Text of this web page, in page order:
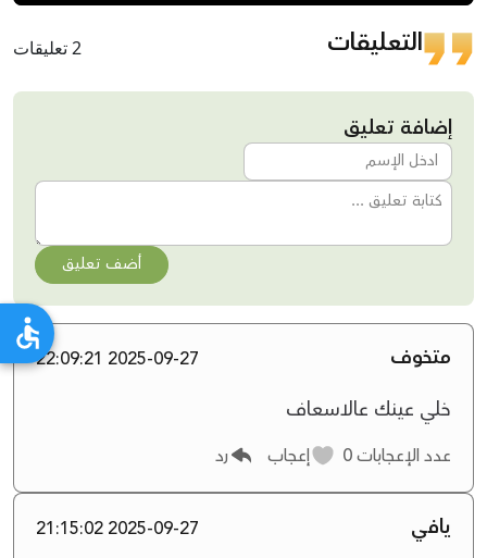
التعليقات 2 تعليقات
إضافة تعليق
أضف تعليق
متخوف 2025-09-27 22:09:21
خلي عينك عالاسعاف
عدد الإعجابات إعجاب رد
يافي 2025-09-27 21:15:02